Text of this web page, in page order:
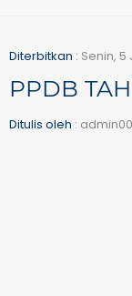
Diterbitkan : Senin, 5
PPDB
Ditulis oleh :